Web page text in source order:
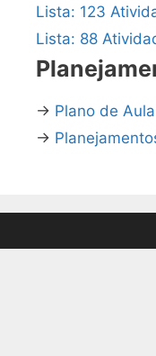
Lista: 123
Lista: 88
→ Plano de
→